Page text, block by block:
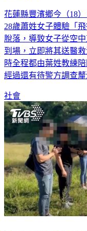
花蓮縣豐濱鄉今（18
28歲蕭姓女子體驗「
脫落，導致女子從空
到場，立即將其送醫
時全程都由葉姓教練
經過還有待警方調查釐
社會